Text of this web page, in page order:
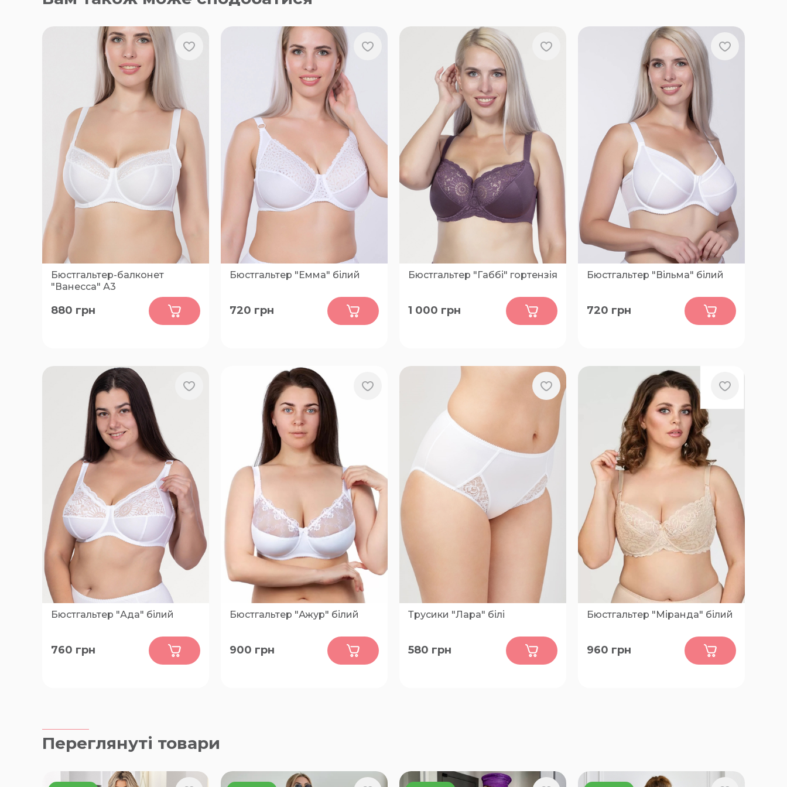
Бюстгальтер-балконет
"Ванесcа" А3
75-D, 75-F, 80-C, 80-H, 85-F, 90-F,
880 грн
Бюстгальтер "Емма" білий
70-D, 70-E, 75-B, 75-C, 75-D, 75-E,
100-F, 105-C, 105-D, 105-E, 105-F,
110-C, 110-D, 110-E, 110-F
720 грн
Бюстгальтер "Габбі" гортензія
1 000 грн
Бюстгальтер "Вільма" білий
75-E, 75-F, 75-G, 80-D, 80-E, 80-F,
720 грн
Бюстгальтер "Ада" білий
75-D, 75-E, 75-F, 80-C, 80-D, 80-E,
760 грн
Бюстгальтер "Ажур" білий
95-E, 95-D, 95-C, 90-E, 90-D, 90-
900 грн
Трусики "Лара" білі
580 грн
Бюстгальтер "Міранда" білий
75-E, 85-E, 80-C, 80-D, 80-E, 85-C,
960 грн
Переглянуті товари